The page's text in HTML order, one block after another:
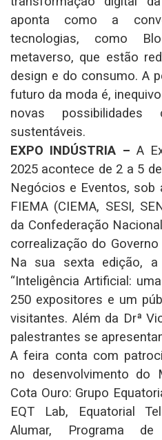
aponta como a
tecnologias, como
metaverso, que estão
design e do consumo. A
futuro da moda é,
novas
sustentáveis.
EXPO INDÚSTRIA – A
2025 acontece de 2 a 5
Negócios e Eventos, sob
FIEMA (CIEMA, SESI,
da Confederação
correalização do
Na sua sexta edição,
“Inteligência Artificial:
250 expositores e um
visitantes. Além da Drª
palestrantes se
A feira conta com
no desenvolvimento do
Cota Ouro: Grupo
EQT Lab, Equatorial
Alumar, Programa de